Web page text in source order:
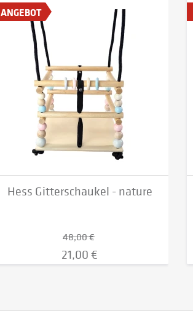
ANGEBOT
Hess Gitterschaukel - nature
48,00 €
21,00 €